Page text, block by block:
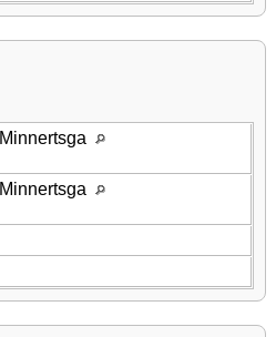
Minnertsga
Minnertsga